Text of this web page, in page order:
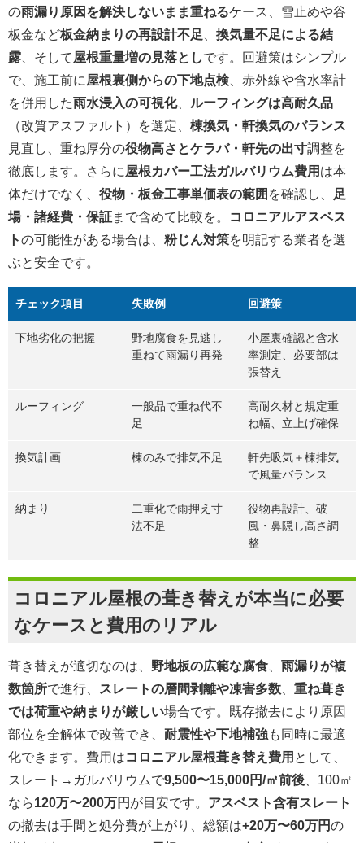
の雨漏り原因を解決しないまま重ねるケース、雪止めや谷
板金など板金納まりの再設計不足
換気量不足による結
露 、そして屋根重量増の見落としです。回避策はシンプル
で、施工前に屋根裏側からの下地点検 、赤外線や含水率計
を併用した雨水浸入の可視化、 ルーフィングは高耐久品
（改質アスファルト）を選定、 棟換気・軒換気のバランス
見直し、重ね厚分の役物高さとケラバ・軒先の出寸調整を
徹底します。さらに屋根カバー工法ガルバリウム費用 は本
体だけでなく、 役物・板金工事単価表の範囲 を確認し、
足
場・諸経費・保証まで含めて比較を。
コロニアルアスベス
トの可能性がある場合は、 粉じん対策を明記する業者を選
ぶと安全です。
チェック項目 失敗例 回避策
下地劣化の把握
野地腐食を見逃し
重ねて雨漏り再発
小屋裏確認と含水
率測定、必要部は
張替え
ルーフィング
一般品で重ね代不
足
高耐久材と規定重
ね幅、立上げ確保
換気計画 棟のみで排気不足
軒先吸気＋棟排気
で風量バランス
納まり
二重化で雨押え寸
法不足
役物再設計、破
風・鼻隠し高さ調
整
コロニアル屋根の葺き替えが本当に必要
なケースと費用のリアル
葺き替えが適切なのは、 野地板の広範な腐食
雨漏りが複
数箇所で進行、 スレートの層間剥離や凍害多数
重ね葺き
では荷重や納まりが厳しい場合です。既存撤去により原因
部位を全解体で改善でき、 耐震性や下地補強も同時に最適
化できます。費用はコロニアル屋根葺き替え費用 として、
スレート→ガルバリウムで9,500〜15,000円/㎡前後 、100㎡
なら120万〜200万円 が目安です。 アスベスト含有スレート
の撤去は手間と処分費が上がり、総額は+20万〜60万円の